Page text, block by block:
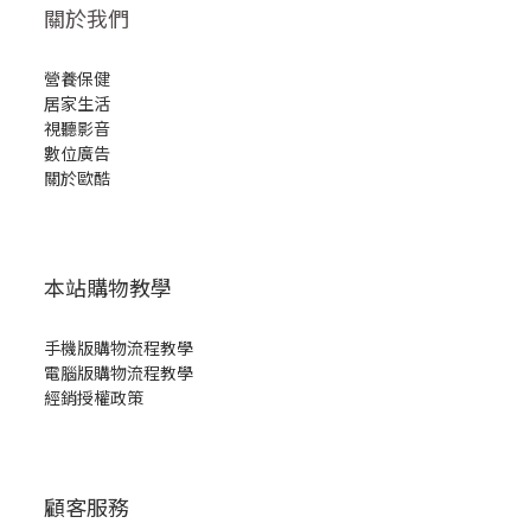
關於我們
營養保健
居家生活
視聽影音
數位廣告
關於歐酷
本站購物教學
手機版購物流程教學
電腦版購物流程教學
經銷授權政策
顧客服務